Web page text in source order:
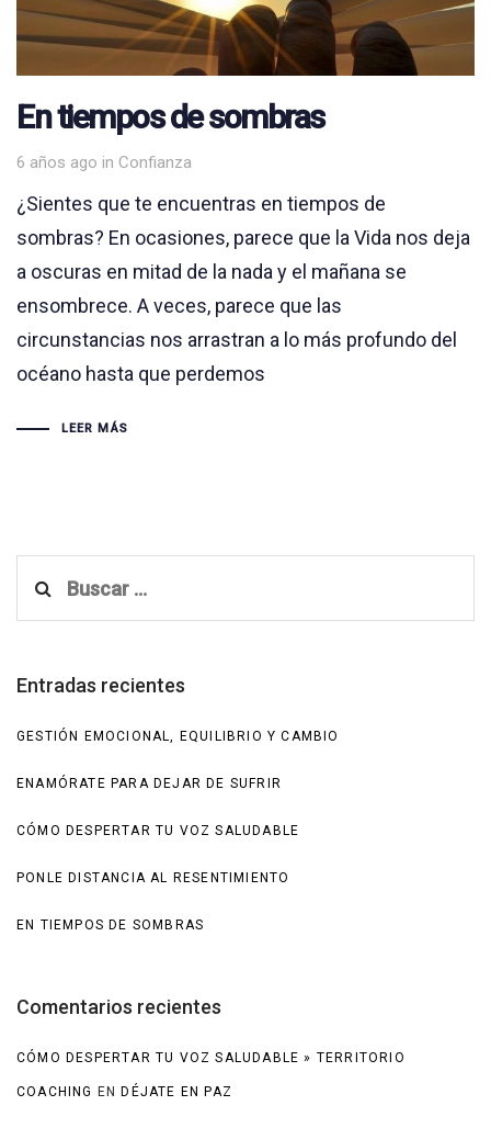
En tiempos de sombras
6 años ago in
Tags Confianza
¿Sientes que te encuentras en tiempos de
sombras? En ocasiones, parece que la Vida nos deja
a oscuras en mitad de la nada y el mañana se
ensombrece. A veces, parece que las
circunstancias nos arrastran a lo más profundo del
océano hasta que perdemos
LEER MÁS
Entradas recientes
GESTIÓN EMOCIONAL, EQUILIBRIO Y CAMBIO
ENAMÓRATE PARA DEJAR DE SUFRIR
CÓMO DESPERTAR TU VOZ SALUDABLE
PONLE DISTANCIA AL RESENTIMIENTO
EN TIEMPOS DE SOMBRAS
Comentarios recientes
CÓMO DESPERTAR TU VOZ SALUDABLE » TERRITORIO
COACHING EN DÉJATE EN PAZ